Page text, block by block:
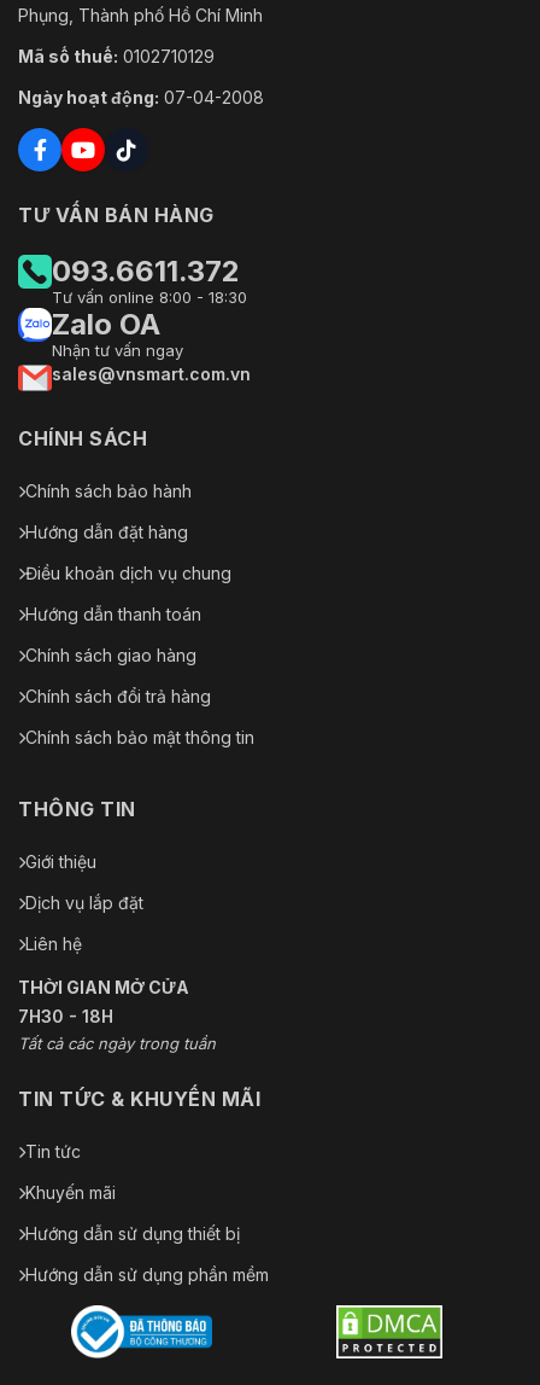
Phụng, Thành phố Hồ Chí Minh
Mã số thuế: 0102710129
Ngày hoạt động: 07-04-2008
TƯ VẤN BÁN HÀNG
093.6611.372
Tư vấn online 8:00 - 18:30
Zalo OA
Nhận tư vấn ngay
sales@vnsmart.com.vn
CHÍNH SÁCH
Chính sách bảo hành
Hướng dẫn đặt hàng
Điều khoản dịch vụ chung
Hướng dẫn thanh toán
Chính sách giao hàng
Chính sách đổi trả hàng
Chính sách bảo mật thông tin
THÔNG TIN
Giới thiệu
Dịch vụ lắp đặt
Liên hệ
THỜI GIAN MỞ CỬA
7H30 - 18H
Tất cả các ngày trong tuần
TIN TỨC & KHUYẾN MÃI
Tin tức
Khuyến mãi
Hướng dẫn sử dụng thiết bị
Hướng dẫn sử dụng phần mềm